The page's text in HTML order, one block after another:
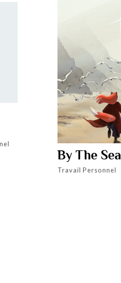
By The Sea
Travail Personnel